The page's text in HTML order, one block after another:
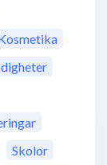
Skolor